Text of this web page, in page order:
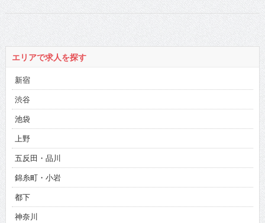
エリアで求人を探す
新宿
渋谷
池袋
上野
五反田・品川
錦糸町・小岩
都下
神奈川